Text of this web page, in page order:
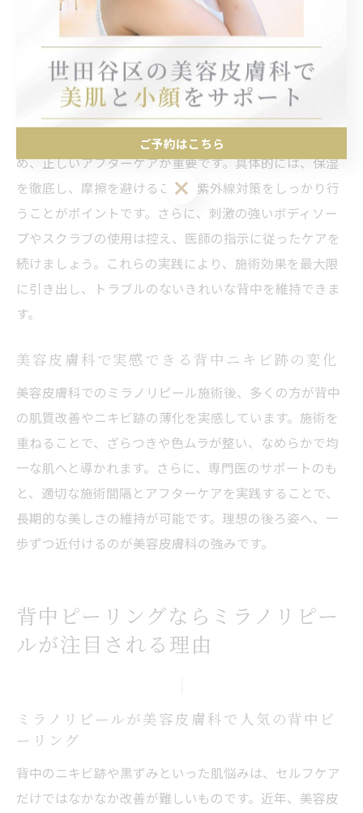
す。さらに、適切な美白成分の外用や、生活習慣のアド
バイスも専門的に提案。繰り返し施術を行うことで、
徐々にトーンアップを実感できるのが大きな魅力です。
ミラノリピール施術後の背中ケアのポイント
ミラノリピール施術後は、肌が一時的に敏感になるた
め、正しいアフターケアが重要です。具体的には、保湿
を徹底し、摩擦を避けること、紫外線対策をしっかり行
うことがポイントです。さらに、刺激の強いボディソー
プやスクラブの使用は控え、医師の指示に従ったケアを
続けましょう。これらの実践により、施術効果を最大限
に引き出し、トラブルのないきれいな背中を維持できま
す。
美容皮膚科で実感できる背中ニキビ跡の変化
美容皮膚科でのミラノリピール施術後、多くの方が背中
の肌質改善やニキビ跡の薄化を実感しています。施術を
重ねることで、ざらつきや色ムラが整い、なめらかで均
一な肌へと導かれます。さらに、専門医のサポートのも
と、適切な施術間隔とアフターケアを実践することで、
長期的な美しさの維持が可能です。理想の後ろ姿へ、一
歩ずつ近付けるのが美容皮膚科の強みです。
背中ピーリングならミラノリピー
ルが注目される理由
ミラノリピールが美容皮膚科で人気の背中ピ
ーリング
背中のニキビ跡や黒ずみといった肌悩みは、セルフケア
だけではなかなか改善が難しいものです。近年、美容皮
ご予約はこちら
ご予約はこちら